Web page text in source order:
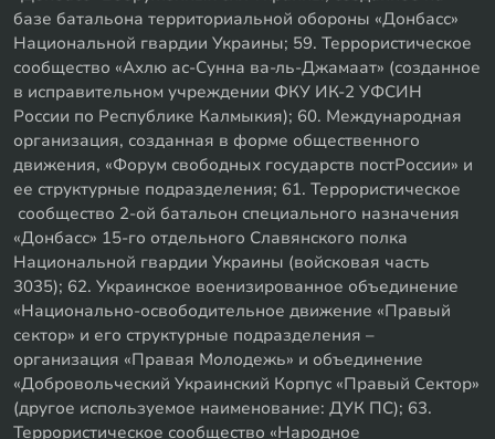
базе батальона территориальной обороны «Донбасс»
Национальной гвардии Украины; 59. Террористическое
сообщество «Ахлю ас-Сунна ва-ль-Джамаат» (созданное
в исправительном учреждении ФКУ ИК-2 УФСИН
России по Республике Калмыкия); 60. Международная
организация, созданная в форме общественного
движения, «Форум свободных государств постРоссии» и
ее структурные подразделения; 61. Террористическое
сообщество 2-ой батальон специального назначения
«Донбасс» 15-го отдельного Славянского полка
Национальной гвардии Украины (войсковая часть
3035); 62. Украинское военизированное объединение
«Национально-освободительное движение «Правый
сектор» и его структурные подразделения –
организация «Правая Молодежь» и объединение
«Добровольческий Украинский Корпус «Правый Сектор»
(другое используемое наименование: ДУК ПС); 63.
Террористическое сообщество «Народное